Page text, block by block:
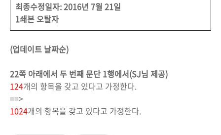
최종수정일자: 2016년 7월 21일
1쇄본 오탈자
(업데이트 날짜순)
22쪽 아래에서 두 번째 문단 1행에서(SJ님 제공)
124개의 항목을 갖고 있다고 가정한다.
==>
1024개의 항목을 갖고 있다고 가정한다.